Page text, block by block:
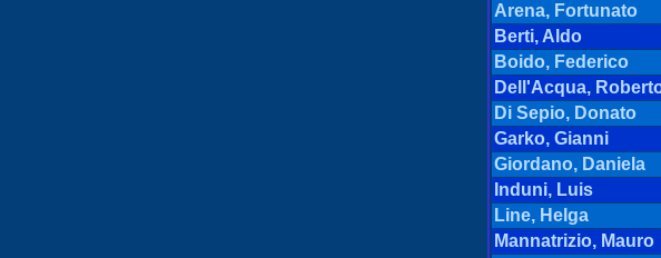
Arena, Fortunato
Berti, Aldo
Boido, Federico
Dell'Acqua,
Di Sepio, Donato
Garko, Gianni
Giordano, Daniela
Induni, Luis
Line, Helga
Mannatrizio, Mauro